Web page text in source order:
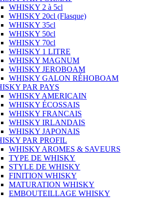
WHISKY 2 à 5cl
WHISKY 20cl (Flasque)
WHISKY 35cl
WHISKY 50cl
WHISKY 70cl
WHISKY 1 LITRE
WHISKY MAGNUM
WHISKY JEROBOAM
WHISKY GALON RÉHOBOAM
PAR PAYS
WHISKY AMERICAIN
WHISKY ÉCOSSAIS
WHISKY FRANCAIS
WHISKY IRLANDAIS
WHISKY JAPONAIS
PAR PROFIL
WHISKY AROMES & SAVEURS
TYPE DE WHISKY
STYLE DE WHISKY
FINITION WHISKY
MATURATION WHISKY
EMBOUTEILLAGE WHISKY